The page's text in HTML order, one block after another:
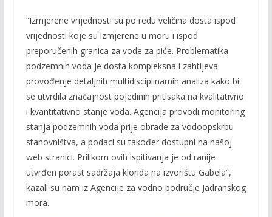
“Izmjerene vrijednosti su po redu veličina dosta ispod
vrijednosti koje su izmjerene u moru i ispod
preporučenih granica za vode za piće. Problematika
podzemnih voda je dosta kompleksna i zahtijeva
provođenje detaljnih multidisciplinarnih analiza kako bi
se utvrdila značajnost pojedinih pritisaka na kvalitativno
i kvantitativno stanje voda. Agencija provodi monitoring
stanja podzemnih voda prije obrade za vodoopskrbu
stanovništva, a podaci su također dostupni na našoj
web stranici. Prilikom ovih ispitivanja je od ranije
utvrđen porast sadržaja klorida na izvorištu Gabela”,
kazali su nam iz Agencije za vodno područje Jadranskog
mora.